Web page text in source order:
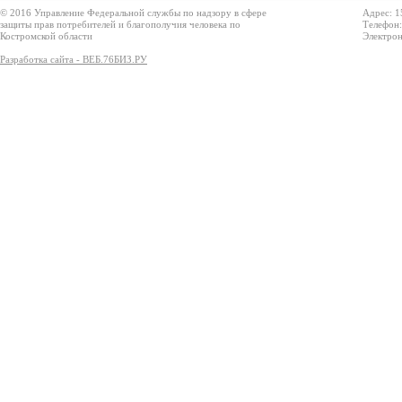
© 2016 Управление Федеральной службы по надзору в сфере
защиты прав потребителей и благополучия человека по
Костромской области
Разработка сайта - ВЕБ.76БИЗ.РУ
Адрес: